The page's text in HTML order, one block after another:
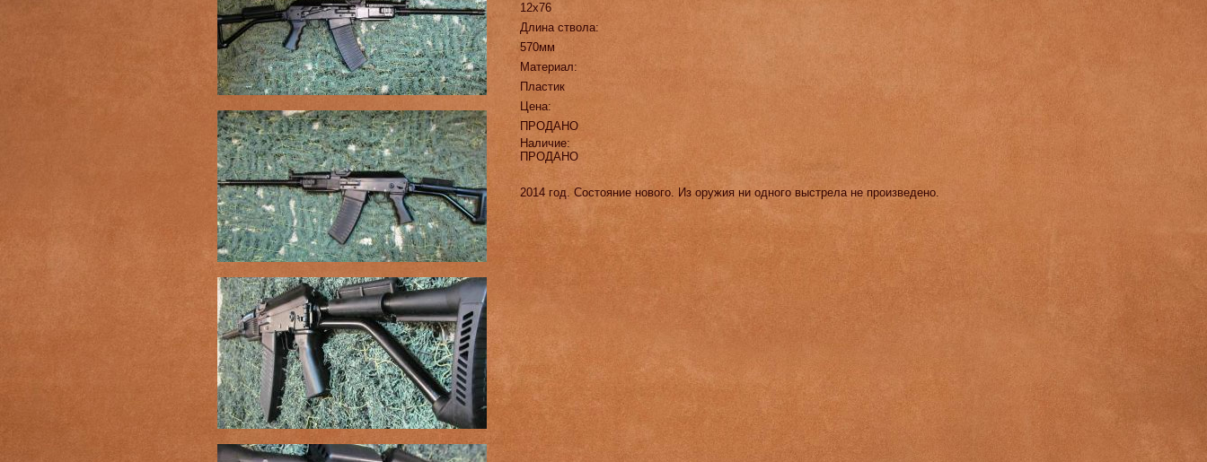
12х76
Длина ствола:
570мм
Материал:
Пластик
Цена:
ПРОДАНО
Наличие:
ПРОДАНО
2014 год. Состояние нового. Из оружия ни одного выстрела не произведено.